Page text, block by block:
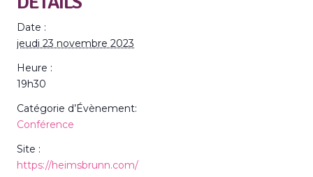
Date :
jeudi 23 novembre 2023
Heure :
19h30
Catégorie d’Évènement:
Conférence
Site :
https://heimsbrunn.com/